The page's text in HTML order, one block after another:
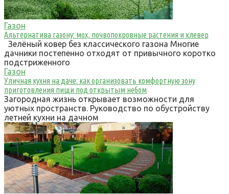
Газон
Альтернатива газону: мох, почвопокровные растения и клевер
Зелёный ковер без классического газона Многие
дачники постепенно отходят от привычного коротко
подстриженного
Газон
Уличная кухня на даче: как организовать комфортную зону
приготовления пищи под открытым небом
Загородная жизнь открывает возможности для
уютных пространств. Руководство по обустройству
летней кухни на дачном